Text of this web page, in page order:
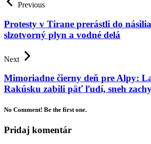
Previous
Protesty v Tirane prerástli do
slzotvorný plyn a vodné delá
Next
Mimoriadne čierny deň pre Alpy:
Rakúsku zabili päť ľudí, sneh
No Comment! Be the first one.
Pridaj komentár